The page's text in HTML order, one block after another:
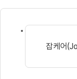
잡케어